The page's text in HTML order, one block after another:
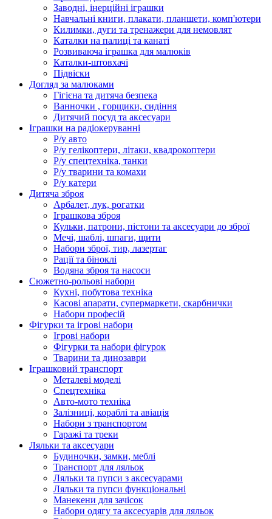
Заводні, інерційні іграшки
Навчальні книги, плакати, планшети, комп'ютери
Килимки, дуги та тренажери для немовлят
Каталки на палиці та канаті
Розвиваюча іграшка для малюків
Каталки-штовхачі
Підвіски
Догляд за малюками
Гігієна та дитяча безпека
Ванночки , горщики, сидіння
Дитячий посуд та аксесуари
Іграшки на радіокеруванні
Р/у авто
Р/у гелікоптери, літаки, квадрокоптери
Р/у спецтехніка, танки
Р/у тварини та комахи
Р/у катери
Дитяча зброя
Арбалет, лук, рогатки
Іграшкова зброя
Кульки, патрони, пістони та аксесуари до зброї
Мечі, шаблі, шпаги, щити
Набори зброї, тир, лазертаг
Рації та біноклі
Водяна зброя та насоси
Сюжетно-рольові набори
Кухні, побутова техніка
Касові апарати, супермаркети, скарбнички
Набори професій
Фігурки та ігрові набори
Ігрові набори
Фігурки та набори фігурок
Тварини та динозаври
Іграшковий транспорт
Металеві моделі
Спецтехніка
Авто-мото техніка
Залізниці, кораблі та авіація
Набори з транспортом
Гаражі та треки
Ляльки та аксесуари
Будиночки, замки, меблі
Транспорт для ляльок
Ляльки та пупси з аксесуарами
Ляльки та пупси функціональні
Манекени для зачісок
Набори одягу та аксесуарів для ляльок